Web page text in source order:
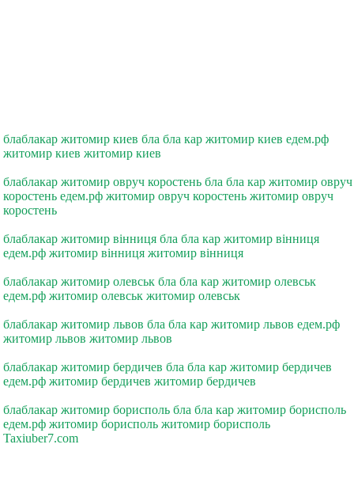
блаблакар житомир киев бла бла кар житомир киев едем.рф
житомир киев житомир киев
блаблакар житомир овруч коростень бла бла кар житомир овруч
коростень едем.рф житомир овруч коростень житомир овруч
коростень
блаблакар житомир вiнниця бла бла кар житомир вiнниця
едем.рф житомир вiнниця житомир вiнниця
блаблакар житомир олевськ бла бла кар житомир олевськ
едем.рф житомир олевськ житомир олевськ
блаблакар житомир львов бла бла кар житомир львов едем.рф
житомир львов житомир львов
блаблакар житомир бердичев бла бла кар житомир бердичев
едем.рф житомир бердичев житомир бердичев
блаблакар житомир борисполь бла бла кар житомир борисполь
едем.рф житомир борисполь житомир борисполь
Taxiuber7.com